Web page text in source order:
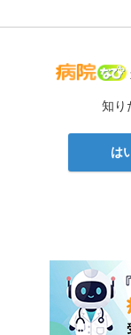
知り
は